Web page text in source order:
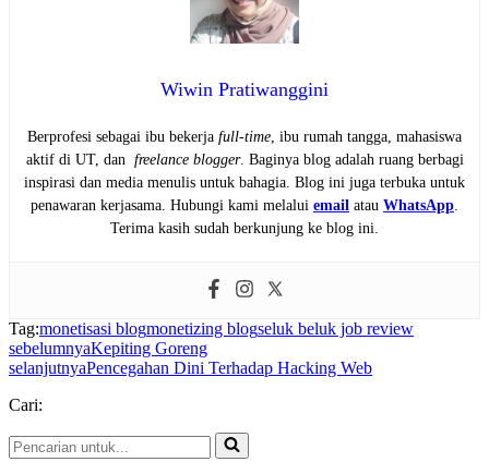
Wiwin Pratiwanggini
Berprofesi sebagai ibu bekerja full-time , ibu rumah tangga, mahasiswa
aktif di UT, dan freelance blogger. Baginya blog adalah ruang berbagi
inspirasi dan media menulis untuk bahagia. Blog ini juga terbuka untuk
penawaran kerjasama. Hubungi kami melalui email atau WhatsApp
Terima kasih sudah berkunjung ke blog ini.
Tag:monetisasi blogmonetizing blogseluk beluk job review
sebelumnyaKepiting Goreng
selanjutnyaPencegahan Dini Terhadap Hacking Web
Cari:
Pencarian
untuk...